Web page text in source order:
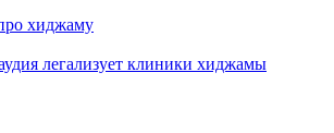
хиджаму
легализует клиники хиджамы